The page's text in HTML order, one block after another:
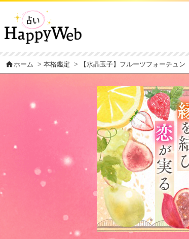
homeホーム > 本格鑑定 > 【水晶玉子】フルーツフォーチュン